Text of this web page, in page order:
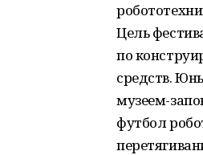
Цель
по
средств.
музеем-
футбол